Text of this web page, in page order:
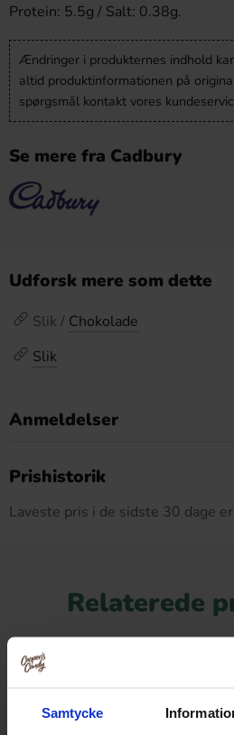
Samtycke
Protein: 5.5g / Salt: 0.38g.
Ændringer i produkternes indhold
altid produktinformationen på
spørgsmål kontakt vores
Se mere fra Cadbury
Udforsk mere som dette
Slik / Chokolade
Slik
Anmeldelser
Prishistorik
Laveste pris i de sidste 30 dage
Relaterede